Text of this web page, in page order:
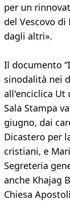
per un
del Vescovo
dagli altri».
Il documento
sinodalità nei
all'enciclica Ut
Sala Stampa
giugno, dai
Dicastero per
cristiani, e
Segreteria
anche Khajag
Chiesa